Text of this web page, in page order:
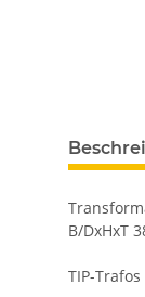
B/DxHxT
TIP-